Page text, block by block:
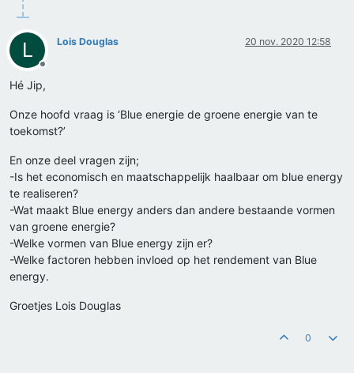
L
Offline
Lois Douglas 20 nov. 2020 12:58
Hé Jip,
Onze hoofd vraag is ‘Blue energie de groene energie van te
toekomst?’
En onze deel vragen zijn;
-Is het economisch en maatschappelijk haalbaar om blue energy
te realiseren?
-Wat maakt Blue energy anders dan andere bestaande vormen
van groene energie?
-Welke vormen van Blue energy zijn er?
-Welke factoren hebben invloed op het rendement van Blue
energy.
Groetjes Lois Douglas
0